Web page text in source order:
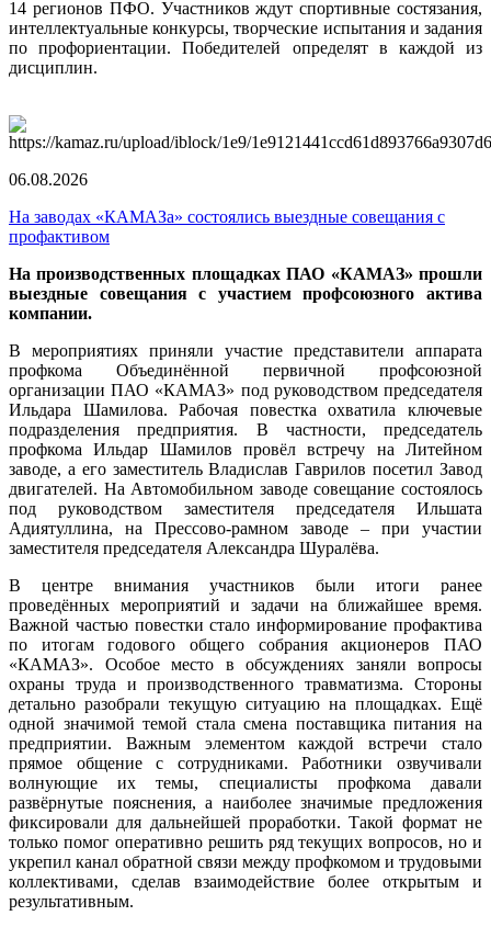
14 регионов ПФО. Участников ждут спортивные состязания,
интеллектуальные конкурсы, творческие испытания и задания
по профориентации. Победителей определят в каждой из
дисциплин.
06.08.2026
На заводах «КАМАЗа» состоялись выездные совещания с
профактивом
На производственных площадках ПАО «КАМАЗ» прошли
выездные совещания с участием профсоюзного актива
компании.
В мероприятиях приняли участие представители аппарата
профкома Объединённой первичной профсоюзной
организации ПАО «КАМАЗ» под руководством председателя
Ильдара Шамилова. Рабочая повестка охватила ключевые
подразделения предприятия. В частности, председатель
профкома Ильдар Шамилов провёл встречу на Литейном
заводе, а его заместитель Владислав Гаврилов посетил Завод
двигателей. На Автомобильном заводе совещание состоялось
под руководством заместителя председателя Ильшата
Адиятуллина, на Прессово‑рамном заводе – при участии
заместителя председателя Александра Шуралёва.
В центре внимания участников были итоги ранее
проведённых мероприятий и задачи на ближайшее время.
Важной частью повестки стало информирование профактива
по итогам годового общего собрания акционеров ПАО
«КАМАЗ». Особое место в обсуждениях заняли вопросы
охраны труда и производственного травматизма. Стороны
детально разобрали текущую ситуацию на площадках. Ещё
одной значимой темой стала смена поставщика питания на
предприятии. Важным элементом каждой встречи стало
прямое общение с сотрудниками. Работники озвучивали
волнующие их темы, специалисты профкома давали
развёрнутые пояснения, а наиболее значимые предложения
фиксировали для дальнейшей проработки. Такой формат не
только помог оперативно решить ряд текущих вопросов, но и
укрепил канал обратной связи между профкомом и трудовыми
коллективами, сделав взаимодействие более открытым и
результативным.